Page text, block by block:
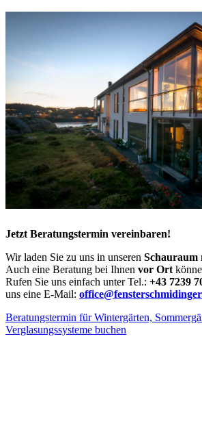
Jetzt Beratungstermin vereinbaren!
Wir laden Sie zu uns in unseren Schauraum
Auch eine Beratung bei Ihnen vor Ort
Rufen Sie uns einfach unter Tel.: +43 7239
uns eine E-Mail:
Beratungstermin für Wintergärten,
Verglasungssysteme buchen